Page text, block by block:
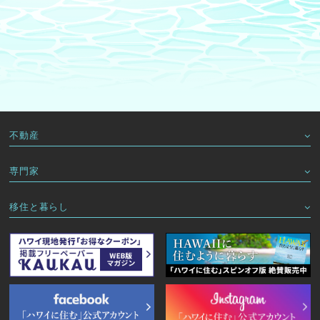
不動産
専門家
移住と暮らし